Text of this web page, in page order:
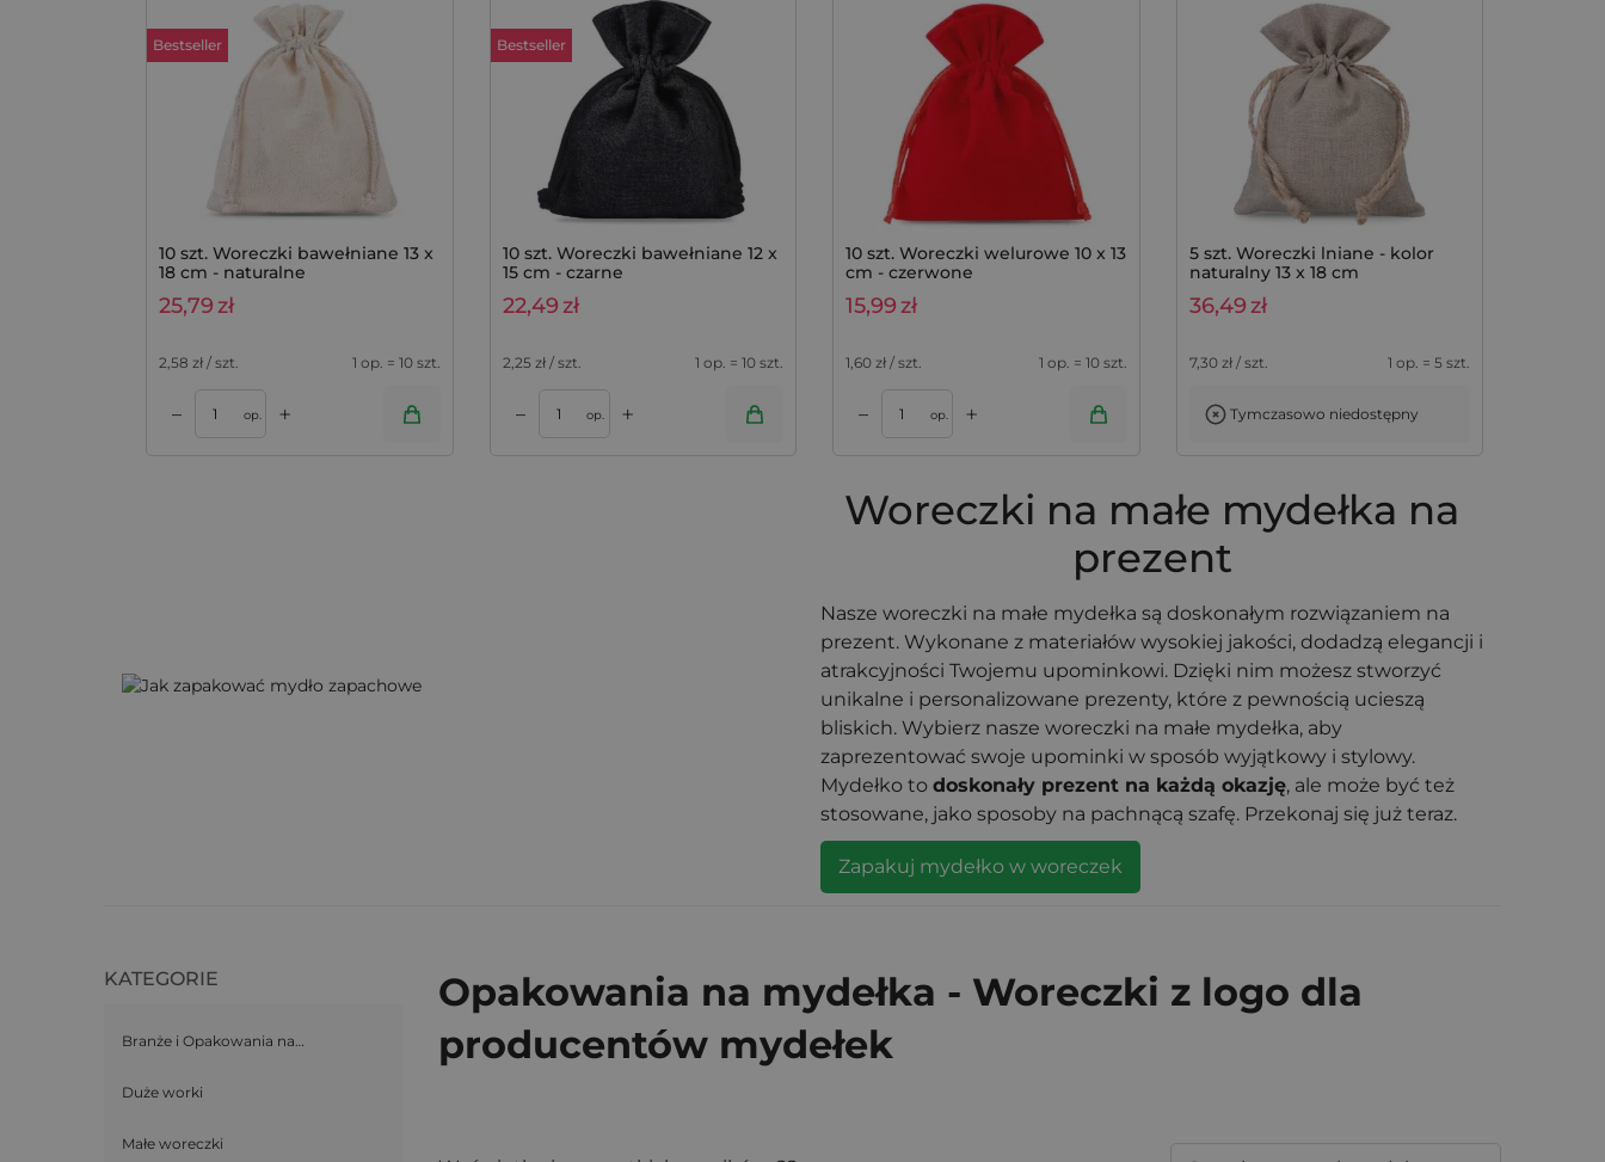
Bestseller
10 szt. Woreczki bawełniane 13 x
18 cm - naturalne
25,79zł
2,58 zł / szt. 1 op. = 10 szt.
– op. +
Bestseller
10 szt. Woreczki bawełniane 12 x
15 cm - czarne
22,49zł
2,25 zł / szt. 1 op. = 10 szt.
– op. +
Dodaj do koszyka
10 szt. Woreczki welurowe 10 x 13
cm - czerwone
15,99zł
1,60 zł / szt. 1 op. = 10 szt.
– op. +
Dodaj do koszyka
5 szt. Woreczki lniane - kolor
naturalny 13 x 18 cm
36,49zł
7,30 zł / szt. 1 op. = 5 szt.
Tymczasowo niedostępny
Woreczki na małe mydełka na
prezent
Nasze woreczki na małe mydełka są doskonałym rozwiązaniem na
prezent. Wykonane z materiałów wysokiej jakości, dodadzą elegancji i
atrakcyjności Twojemu upominkowi. Dzięki nim możesz stworzyć
unikalne i personalizowane prezenty, które z pewnością ucieszą
bliskich. Wybierz nasze woreczki na małe mydełka, aby
zaprezentować swoje upominki w sposób wyjątkowy i stylowy.
Mydełko to doskonały prezent na każdą okazję, ale może być też
stosowane, jako sposoby na pachnącą szafę. Przekonaj się już teraz.
Zapakuj mydełko w woreczek
Opakowania na mydełka - Woreczki z logo dla
producentów mydełek
KATEGORIE
Branże i Opakowania na…
Duże worki
Małe woreczki